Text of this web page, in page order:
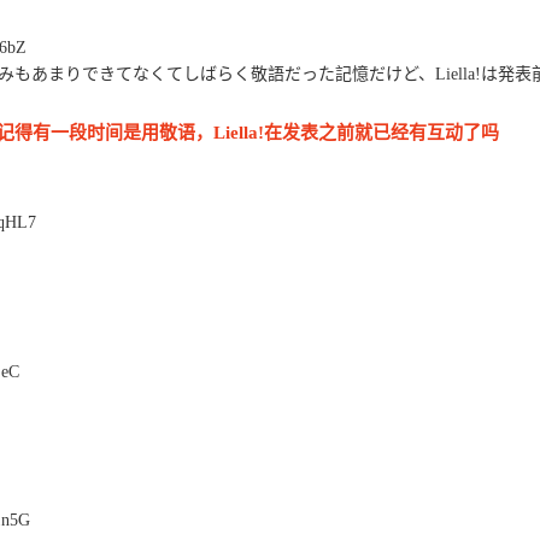
あまりできてなくてしばらく敬語だった記憶だけど、Liella!は発表
得有一段时间是用敬语，Liella!在发表之前就已经有互动了吗